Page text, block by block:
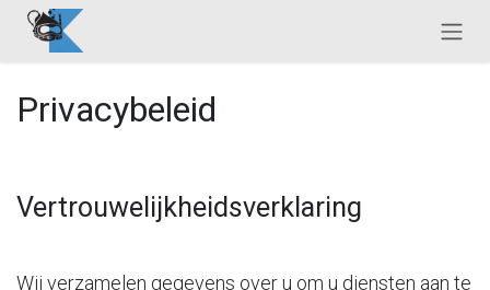
Overslaan naar inhoud
Privacybeleid
Vertrouwelijkheidsverklaring
Wij verzamelen gegevens over u om u diensten aan te